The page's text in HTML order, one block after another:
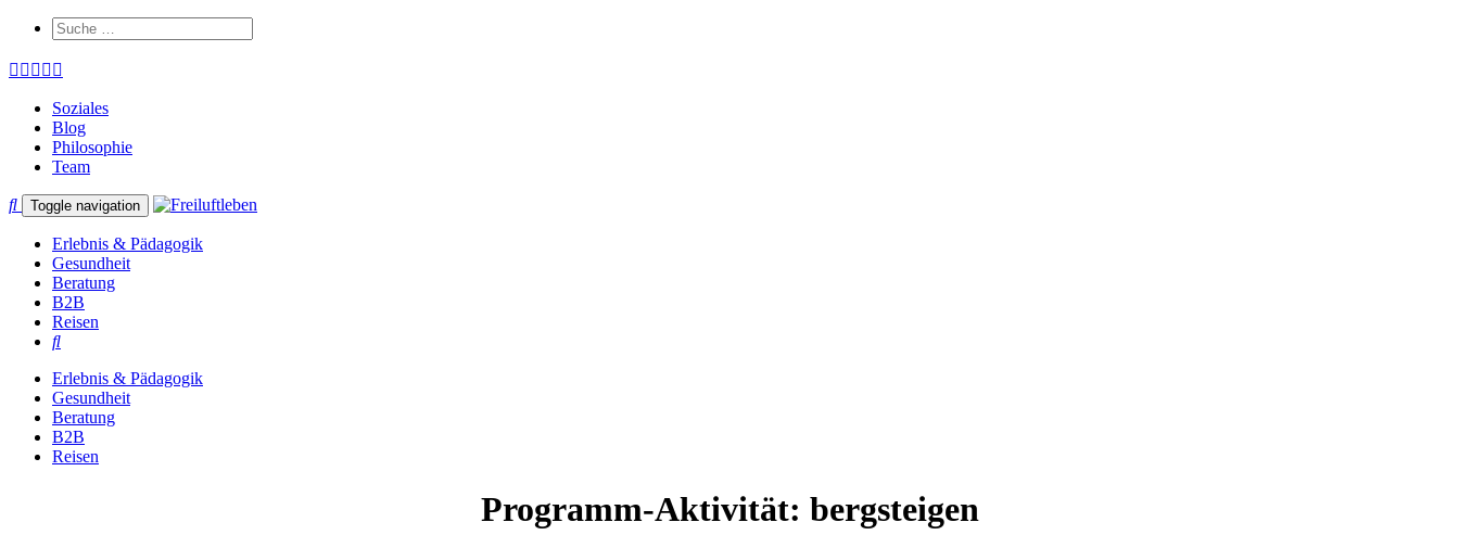
Soziales
Blog
Philosophie
Team
Toggle navigation
Erlebnis & Pädagogik
Gesundheit
Beratung
B2B
Reisen
Erlebnis & Pädagogik
Gesundheit
Beratung
B2B
Reisen
Programm-Aktivität: bergsteigen